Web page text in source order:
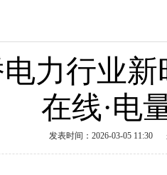
电力行业
在线·电
发表时间：2026-03-05 11:30